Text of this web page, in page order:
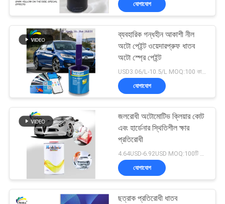
সাইট
ম্যাপ
গোপনীয়তা
কার পার্ল পেইন্ট
37
ধাতব সিলভার কার পেইন্ট
22
যোগাযোগ
ব্যবহারিক গন্ধহীন আকাশী নীল
অটো পেইন্ট ওয়েদারপ্রুফ ধাতব
অটো স্প্রে পেইন্ট
যোগাযোগ
জলরোধী অটোমোটিভ ক্লিয়ার কোট
এবং হার্ডেনার স্থিতিশীল ক্ষার
প্রতিরোধী
যোগাযোগ
ছত্রাক প্রতিরোধী ধাতব